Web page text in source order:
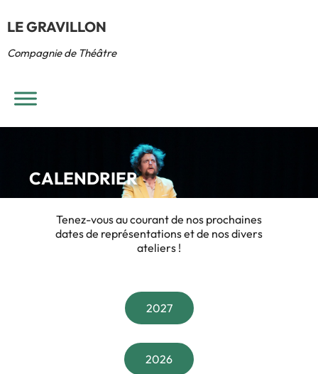
LE GRAVILLON
Compagnie de Théâtre
CALENDRIER
Tenez-vous au courant de nos prochaines
dates de représentations et de nos divers
ateliers !
2027
2026